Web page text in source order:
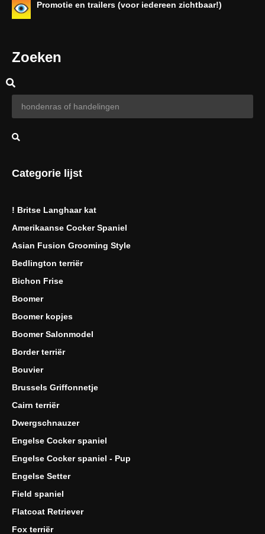
Promotie en trailers (voor iedereen zichtbaar!)
Zoeken
Categorie lijst
! Britse Langhaar kat
Amerikaanse Cocker Spaniel
Asian Fusion Grooming Style
Bedlington terriër
Bichon Frise
Boomer
Boomer kopjes
Boomer Salonmodel
Border terriër
Bouvier
Brussels Griffonnetje
Cairn terriër
Dwergschnauzer
Engelse Cocker spaniel
Engelse Cocker spaniel - Pup
Engelse Setter
Field spaniel
Flatcoat Retriever
Fox terriër